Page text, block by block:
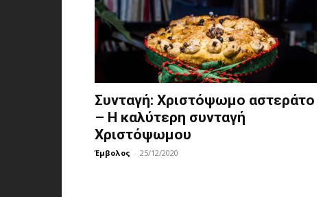
Συνταγή: Χριστόψωμο αστεράτο
– Η καλύτερη συνταγή
Χριστόψωμου
Έμβολος - 25/12/2020